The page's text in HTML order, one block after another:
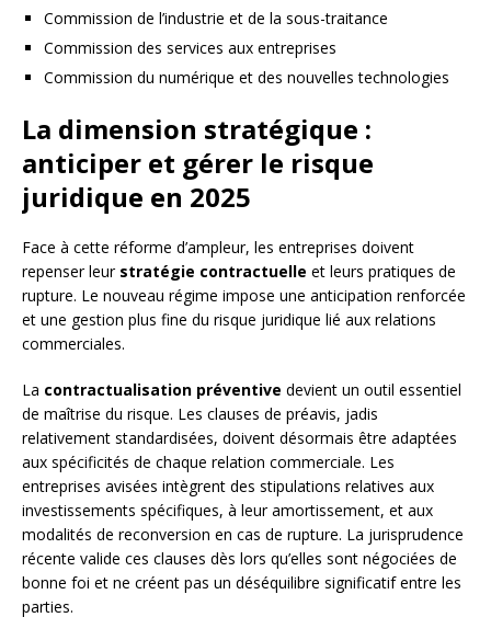
Commission de l’industrie et de la sous-traitance
Commission des services aux entreprises
Commission du numérique et des nouvelles technologies
La dimension stratégique :
anticiper et gérer le risque
juridique en 2025
Face à cette réforme d’ampleur, les entreprises doivent
repenser leur stratégie contractuelle et leurs pratiques de
rupture. Le nouveau régime impose une anticipation renforcée
et une gestion plus fine du risque juridique lié aux relations
commerciales.
La contractualisation préventive devient un outil essentiel
de maîtrise du risque. Les clauses de préavis, jadis
relativement standardisées, doivent désormais être adaptées
aux spécificités de chaque relation commerciale. Les
entreprises avisées intègrent des stipulations relatives aux
investissements spécifiques, à leur amortissement, et aux
modalités de reconversion en cas de rupture. La jurisprudence
récente valide ces clauses dès lors qu’elles sont négociées de
bonne foi et ne créent pas un déséquilibre significatif entre les
parties.